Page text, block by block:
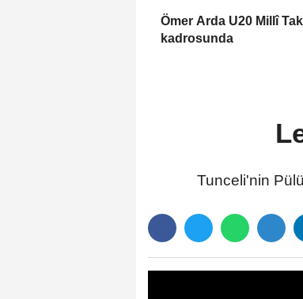
Ömer Arda U20 Millî
kadrosunda
Tunceli'nin